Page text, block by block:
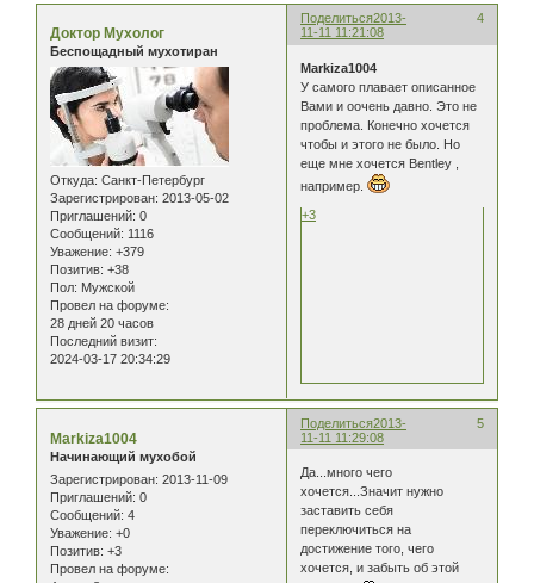
Поделиться 4
2013-
11-11 11:21:08
Доктор Мухолог
Беспощадный мухотиран
Откуда: Санкт-Петербург
Зарегистрирован: 2013-05-02
Приглашений: 0
Сообщений: 1116
Уважение: +379
Позитив: +38
Пол: Мужской
Провел на форуме:
28 дней 20 часов
Последний визит:
2024-03-17 20:34:29
Markiza1004
У самого плавает описанное
Вами и оочень давно. Это не
проблема. Конечно хочется
чтобы и этого не было. Но
еще мне хочется Bentley ,
например.
+3
Поделиться 5
2013-
11-11 11:29:08
Markiza1004
Начинающий мухобой
Зарегистрирован: 2013-11-09
Приглашений: 0
Сообщений: 4
Уважение: +0
Позитив: +3
Провел на форуме:
Да...много чего
хочется...Значит нужно
заставить себя
переключиться на
достижение того, чего
хочется, и забыть об этой